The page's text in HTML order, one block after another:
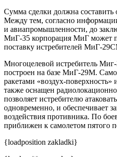
Сумма сделки должна составить
Между тем, согласно
и авиапромышленности, до
МиГ-35 корпорация МиГ может
поставку истребителей МиГ-
Многоцелевой истребитель
построен на базе МиГ-29М.
ракетами «воздух-
также оснащен
позволяет истребителю
одновременно, и обеспечивает
воздействия противника. По
приближен к самолетом пятого
{loadposition zakladki}